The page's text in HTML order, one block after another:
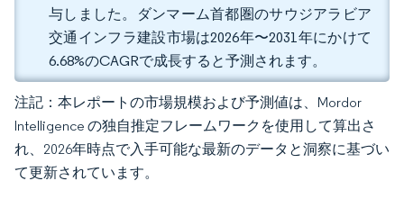
与しました。ダンマーム首都圏のサウジアラビア
交通インフラ建設市場は2026年〜2031年にかけて
6.68%のCAGRで成長すると予測されます。
注記：本レポートの市場規模および予測値は、Mordor
Intelligence の独自推定フレームワークを使用して算出さ
れ、2026年時点で入手可能な最新のデータと洞察に基づい
て更新されています。